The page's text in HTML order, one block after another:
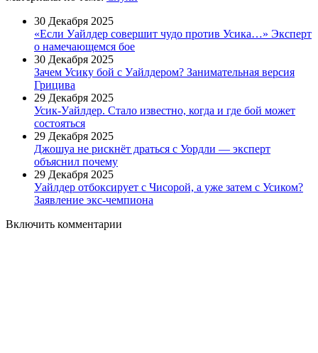
30 Декабря 2025
«Если Уайлдер совершит чудо против Усика…» Эксперт
о намечающемся бое
30 Декабря 2025
Зачем Усику бой с Уайлдером? Занимательная версия
Грицива
29 Декабря 2025
Усик-Уайлдер. Стало известно, когда и где бой может
состояться
29 Декабря 2025
Джошуа не рискнёт драться с Уордли — эксперт
объяснил почему
29 Декабря 2025
Уайлдер отбоксирует с Чисорой, а уже затем с Усиком?
Заявление экс-чемпиона
Включить комментарии